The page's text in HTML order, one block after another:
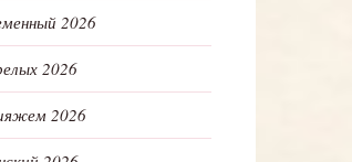
2026
2026
2026